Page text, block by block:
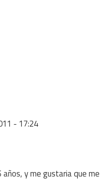
- 17:24
y me gustaria que me